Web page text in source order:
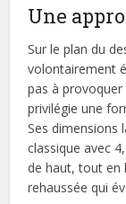
Une
Sur le plan du
volontairement
pas à
privilégie une
Ses dimensions
classique avec
de haut, tout en
rehaussée qui